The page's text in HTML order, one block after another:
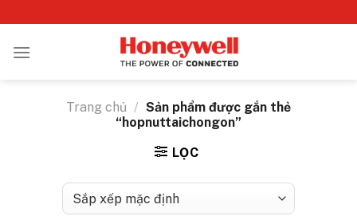
qua
nội
Trang chủ / Sản phẩm được gắn thẻ
“hopnuttaichongon”
LỌC